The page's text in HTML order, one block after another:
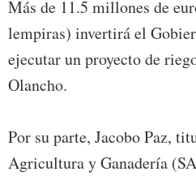
Más de 11.5 millones de
lempiras) invertirá el
ejecutar un proyecto de
Olancho.
Por su parte, Jacobo Paz,
Agricultura y Ganadería